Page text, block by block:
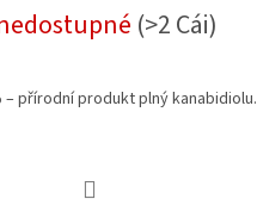
(>2 Cái)
– přírodní produkt plný kanabidiolu.